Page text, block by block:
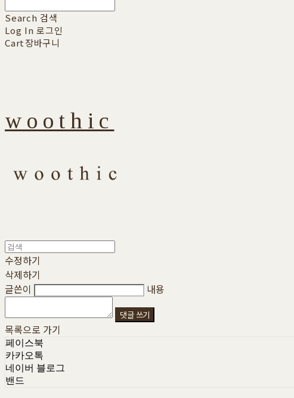
Search 검색
Log In 로그인
Cart장바구니
woothic
수정하기
삭제하기
글쓴이
내용
댓글 쓰기
목록으로 가기
페이스북
카카오톡
네이버 블로그
밴드